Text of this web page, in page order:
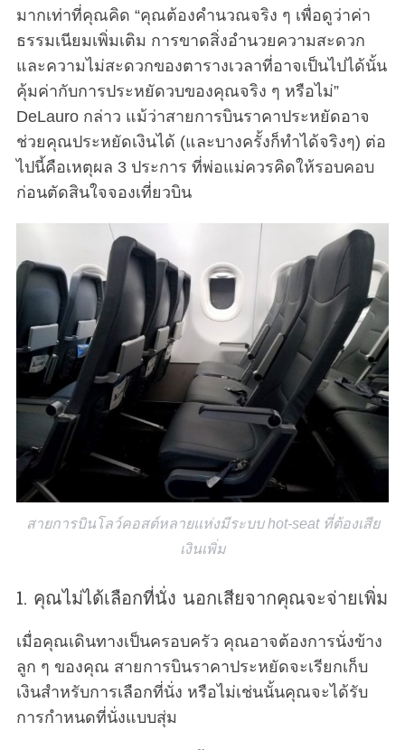
มากเท่าที่คุณคิด “คุณต้องคำนวณจริง ๆ เพื่อดูว่าค่า
ธรรมเนียมเพิ่มเติม การขาดสิ่งอำนวยความสะดวก
และความไม่สะดวกของตารางเวลาที่อาจเป็นไปได้นั้น
คุ้มค่ากับการประหยัดวบของคุณจริง ๆ หรือไม่”
DeLauro กล่าว แม้ว่าสายการบินราคาประหยัดอาจ
ช่วยคุณประหยัดเงินได้ (และบางครั้งก็ทำได้จริงๆ) ต่อ
ไปนี้คือเหตุผล 3 ประการ ที่พ่อแม่ควรคิดให้รอบคอบ
ก่อนตัดสินใจจองเที่ยวบิน
สายการบินโลว์คอสต์หลายแห่งมีระบบ hot-seat ที่ต้องเสีย
เงินเพิ่ม
1. คุณไม่ได้เลือกที่นั่ง นอกเสียจากคุณจะจ่ายเพิ่ม
เมื่อคุณเดินทางเป็นครอบครัว คุณอาจต้องการนั่งข้าง
ลูก ๆ ของคุณ สายการบินราคาประหยัดจะเรียกเก็บ
เงินสำหรับการเลือกที่นั่ง หรือไม่เช่นนั้นคุณจะได้รับ
การกำหนดที่นั่งแบบสุ่ม